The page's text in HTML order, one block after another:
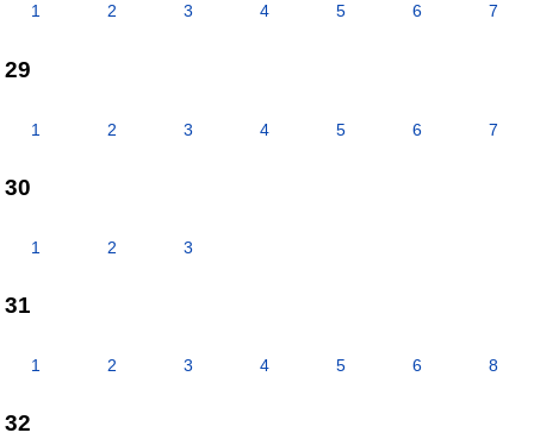
1 2 3 4 5 6 7
29
1 2 3 4 5 6 7
30
1 2 3
31
1 2 3 4 5 6 8
32